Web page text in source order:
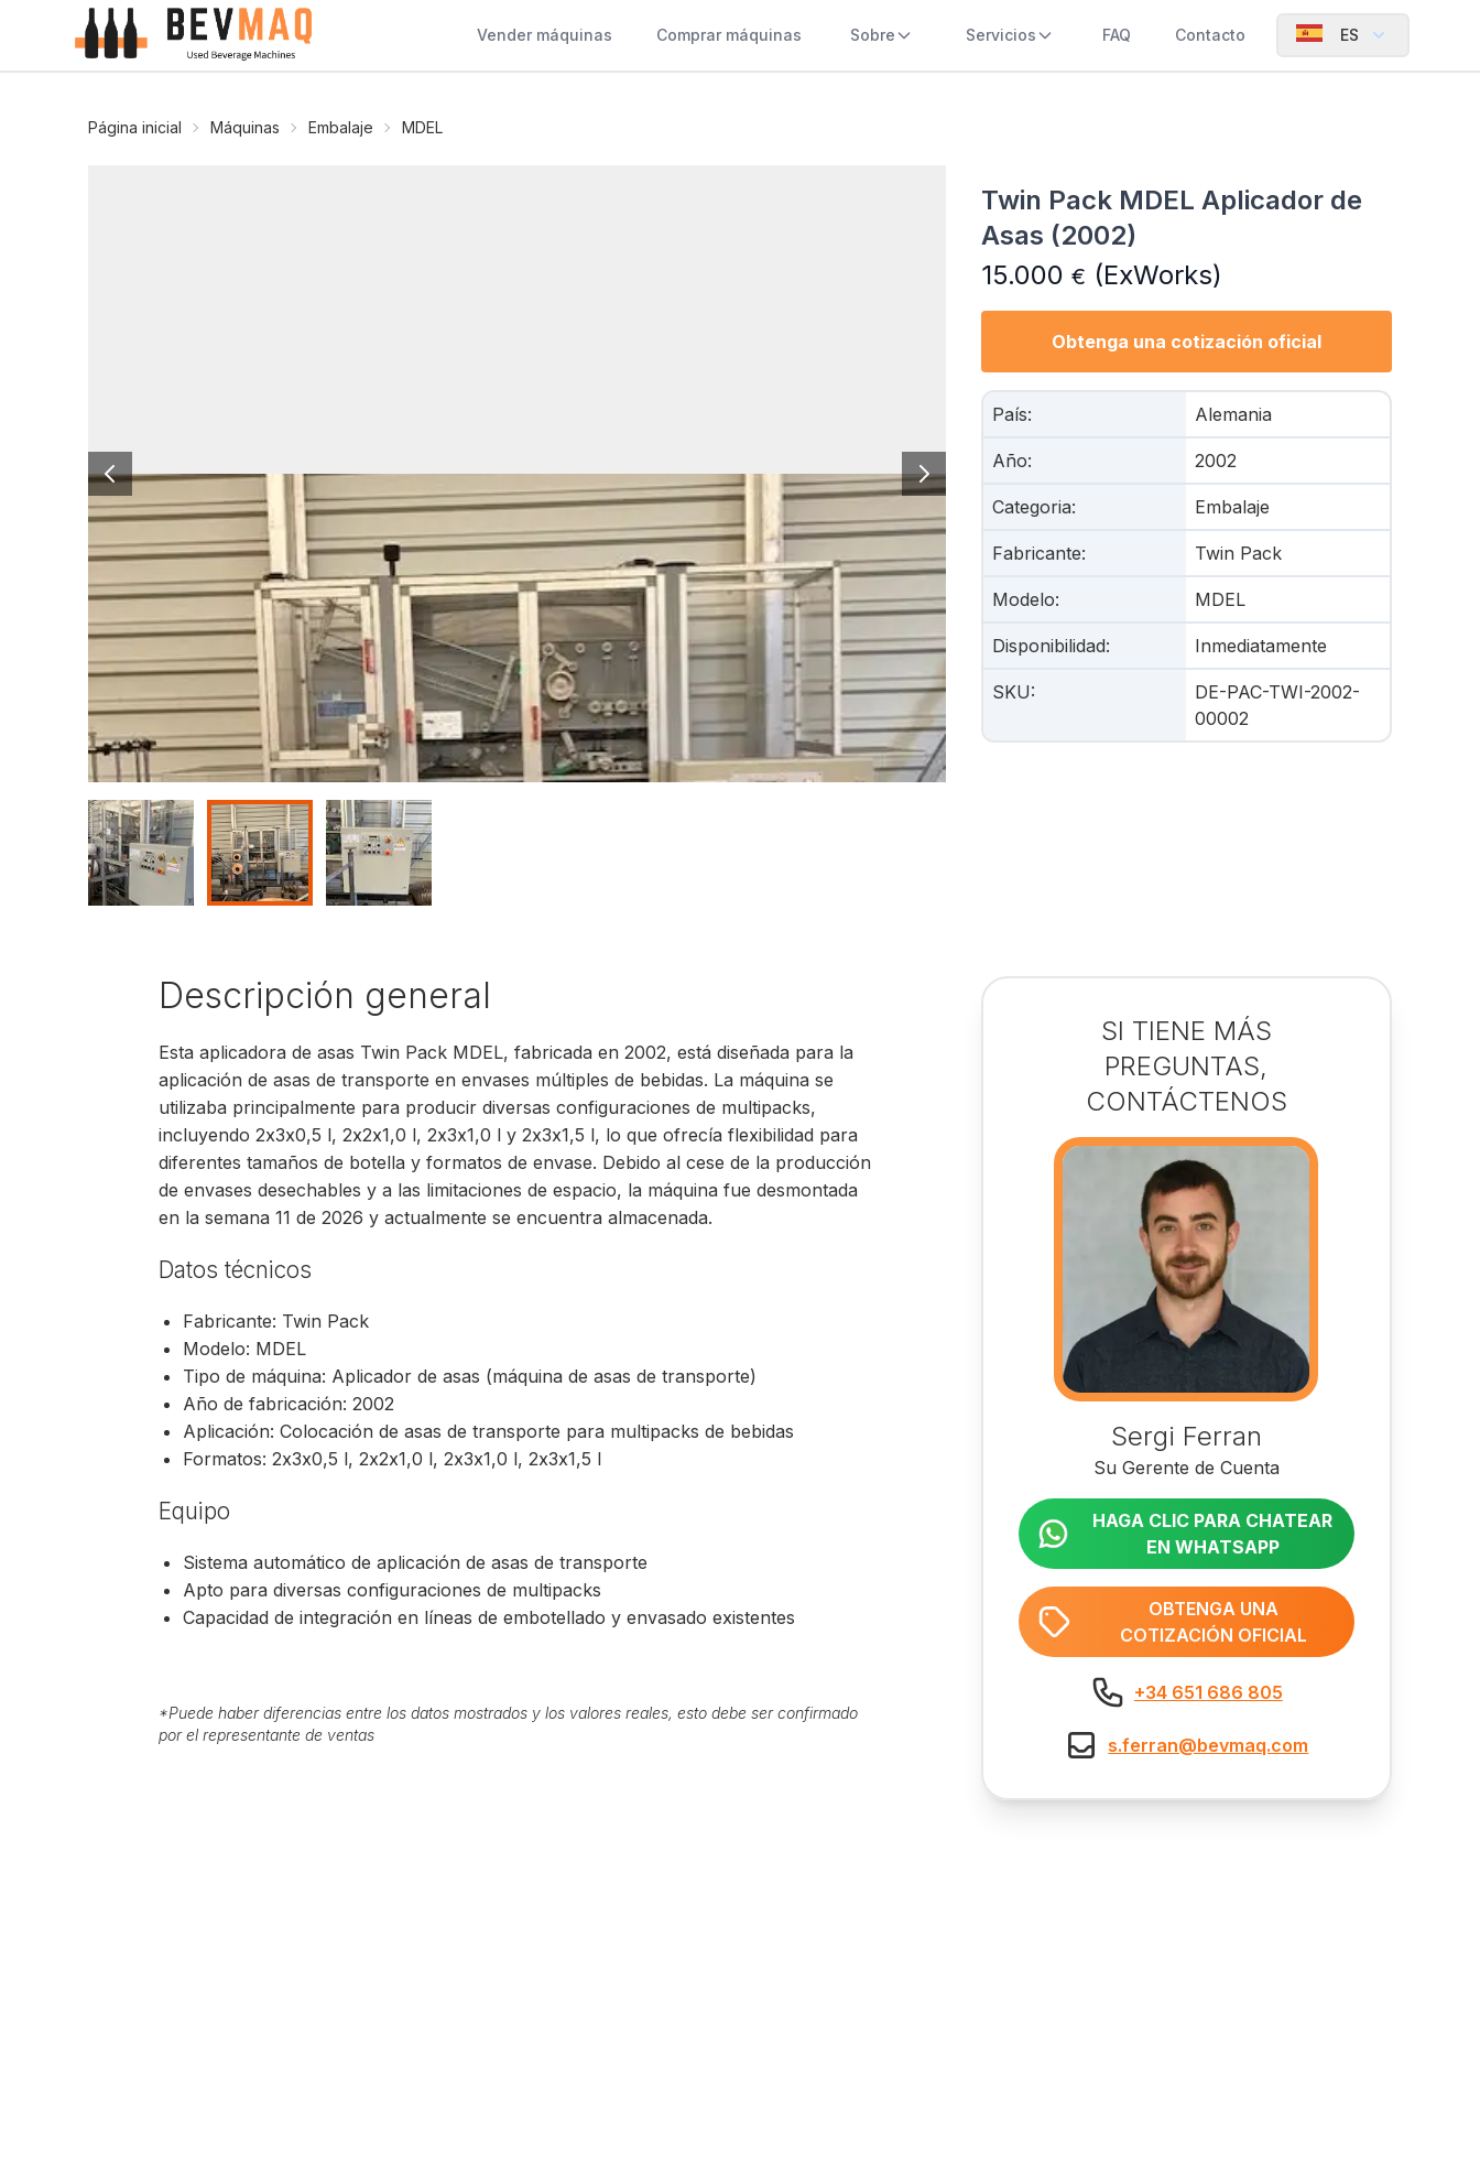
Vender máquinas Comprar máquinas Sobre Servicios FAQ Contacto ES
Página inicial Máquinas Embalaje MDEL
Twin Pack MDEL Aplicador de
Asas (2002)
15.000 € (ExWorks)
Obtenga una cotización oficial
País: Alemania
Año: 2002
Categoria: Embalaje
Fabricante: Twin Pack
Modelo: MDEL
Disponibilidad: Inmediatamente
SKU:
DE-PAC-TWI-2002-
00002
Descripción general
Esta aplicadora de asas Twin Pack MDEL, fabricada en 2002, está diseñada para la
aplicación de asas de transporte en envases múltiples de bebidas. La máquina se
utilizaba principalmente para producir diversas configuraciones de multipacks,
incluyendo 2x3x0,5 l, 2x2x1,0 l, 2x3x1,0 l y 2x3x1,5 l, lo que ofrecía flexibilidad para
diferentes tamaños de botella y formatos de envase. Debido al cese de la producción
de envases desechables y a las limitaciones de espacio, la máquina fue desmontada
en la semana 11 de 2026 y actualmente se encuentra almacenada.
Datos técnicos
Fabricante: Twin Pack
Modelo: MDEL
Tipo de máquina: Aplicador de asas (máquina de asas de transporte)
Año de fabricación: 2002
Aplicación: Colocación de asas de transporte para multipacks de bebidas
Formatos: 2x3x0,5 l, 2x2x1,0 l, 2x3x1,0 l, 2x3x1,5 l
Equipo
Sistema automático de aplicación de asas de transporte
Apto para diversas configuraciones de multipacks
Capacidad de integración en líneas de embotellado y envasado existentes
*Puede haber diferencias entre los datos mostrados y los valores reales, esto debe ser confirmado
por el representante de ventas
SI TIENE MÁS
PREGUNTAS,
CONTÁCTENOS
Sergi Ferran
Su Gerente de Cuenta
HAGA CLIC PARA CHATEAR
EN WHATSAPP
OBTENGA UNA
COTIZACIÓN OFICIAL
+34 651 686 805
s.ferran@bevmaq.com